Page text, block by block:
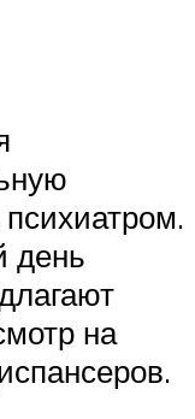
психиатром.
день
на